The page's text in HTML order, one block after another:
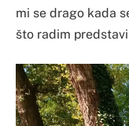
mi se drago kada
što radim